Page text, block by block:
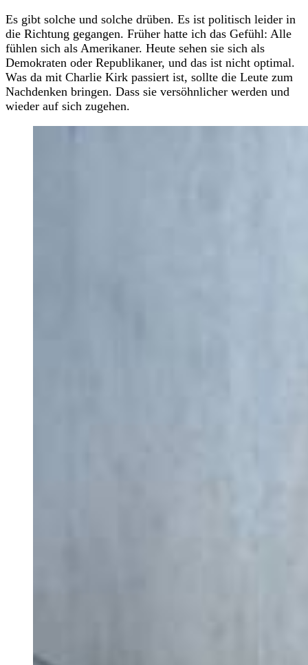
Es gibt solche und solche drüben. Es ist politisch leider in
die Richtung gegangen. Früher hatte ich das Gefühl: Alle
fühlen sich als Amerikaner. Heute sehen sie sich als
Demokraten oder Republikaner, und das ist nicht optimal.
Was da mit Charlie Kirk passiert ist, sollte die Leute zum
Nachdenken bringen. Dass sie versöhnlicher werden und
wieder auf sich zugehen.